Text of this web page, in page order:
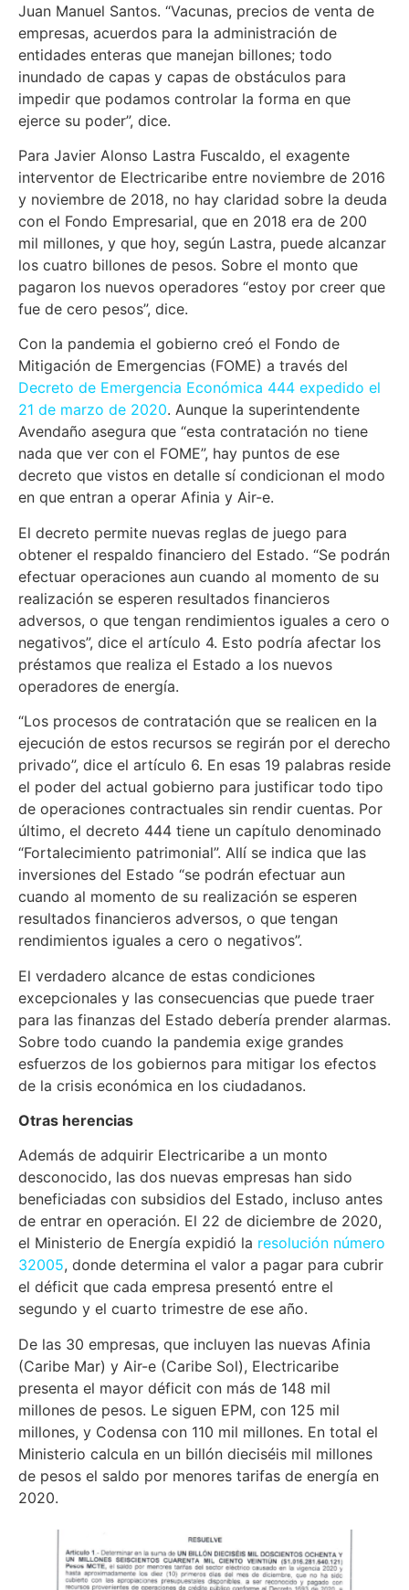
Juan Manuel Santos. “Vacunas, precios de venta de
empresas, acuerdos para la administración de
entidades enteras que manejan billones; todo
inundado de capas y capas de obstáculos para
impedir que podamos controlar la forma en que
ejerce su poder”, dice.
Para Javier Alonso Lastra Fuscaldo, el exagente
interventor de Electricaribe entre noviembre de 2016
y noviembre de 2018, no hay claridad sobre la deuda
con el Fondo Empresarial, que en 2018 era de 200
mil millones, y que hoy, según Lastra, puede alcanzar
los cuatro billones de pesos. Sobre el monto que
pagaron los nuevos operadores “estoy por creer que
fue de cero pesos”, dice.
Con la pandemia el gobierno creó el Fondo de
Mitigación de Emergencias (FOME) a través del
Decreto de Emergencia Económica 444 expedido el
21 de marzo de 2020. Aunque la superintendente
Avendaño asegura que “esta contratación no tiene
nada que ver con el FOME”, hay puntos de ese
decreto que vistos en detalle sí condicionan el modo
en que entran a operar Afinia y Air-e.
El decreto permite nuevas reglas de juego para
obtener el respaldo financiero del Estado. “Se podrán
efectuar operaciones aun cuando al momento de su
realización se esperen resultados financieros
adversos, o que tengan rendimientos iguales a cero o
negativos”, dice el artículo 4. Esto podría afectar los
préstamos que realiza el Estado a los nuevos
operadores de energía.
“Los procesos de contratación que se realicen en la
ejecución de estos recursos se regirán por el derecho
privado”, dice el artículo 6. En esas 19 palabras reside
el poder del actual gobierno para justificar todo tipo
de operaciones contractuales sin rendir cuentas. Por
último, el decreto 444 tiene un capítulo denominado
“Fortalecimiento patrimonial”. Allí se indica que las
inversiones del Estado “se podrán efectuar aun
cuando al momento de su realización se esperen
resultados financieros adversos, o que tengan
rendimientos iguales a cero o negativos”.
El verdadero alcance de estas condiciones
excepcionales y las consecuencias que puede traer
para las finanzas del Estado debería prender alarmas.
Sobre todo cuando la pandemia exige grandes
esfuerzos de los gobiernos para mitigar los efectos
de la crisis económica en los ciudadanos.
Otras herencias
Además de adquirir Electricaribe a un monto
desconocido, las dos nuevas empresas han sido
beneficiadas con subsidios del Estado, incluso antes
de entrar en operación. El 22 de diciembre de 2020,
el Ministerio de Energía expidió la resolución número
32005, donde determina el valor a pagar para cubrir
el déficit que cada empresa presentó entre el
segundo y el cuarto trimestre de ese año.
De las 30 empresas, que incluyen las nuevas Afinia
(Caribe Mar) y Air-e (Caribe Sol), Electricaribe
presenta el mayor déficit con más de 148 mil
millones de pesos. Le siguen EPM, con 125 mil
millones, y Codensa con 110 mil millones. En total el
Ministerio calcula en un billón dieciséis mil millones
de pesos el saldo por menores tarifas de energía en
2020.